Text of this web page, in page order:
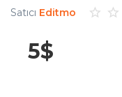
Giriş Yap
Üye Ol
Satıcı Editmo
5$